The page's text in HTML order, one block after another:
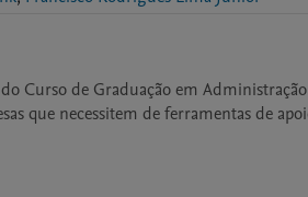
Curso de Graduação em
que necessitem de ferramentas de